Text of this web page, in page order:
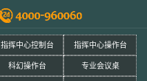
指挥中心控制台 指挥中心操作台
科幻操作台 专业会议桌